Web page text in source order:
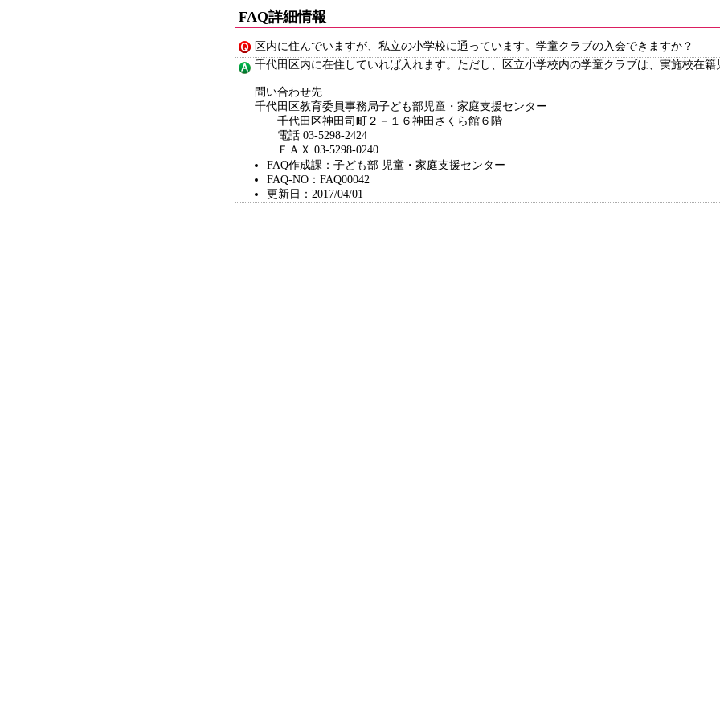
FAQ詳細情報
区内に住んでいますが、私立の小学校に通っています。学童クラブの入会できますか？
千代田区内に在住していれば入れます。ただし、区立小学校内の学童クラブは、実施校在籍
問い合わせ先
千代田区教育委員事務局子ども部児童・家庭支援センター
千代田区神田司町２－１６神田さくら館６階
電話 03-5298-2424
ＦＡＸ 03-5298-0240
FAQ作成課：子ども部 児童・家庭支援センター
FAQ-NO：FAQ00042
更新日：2017/04/01